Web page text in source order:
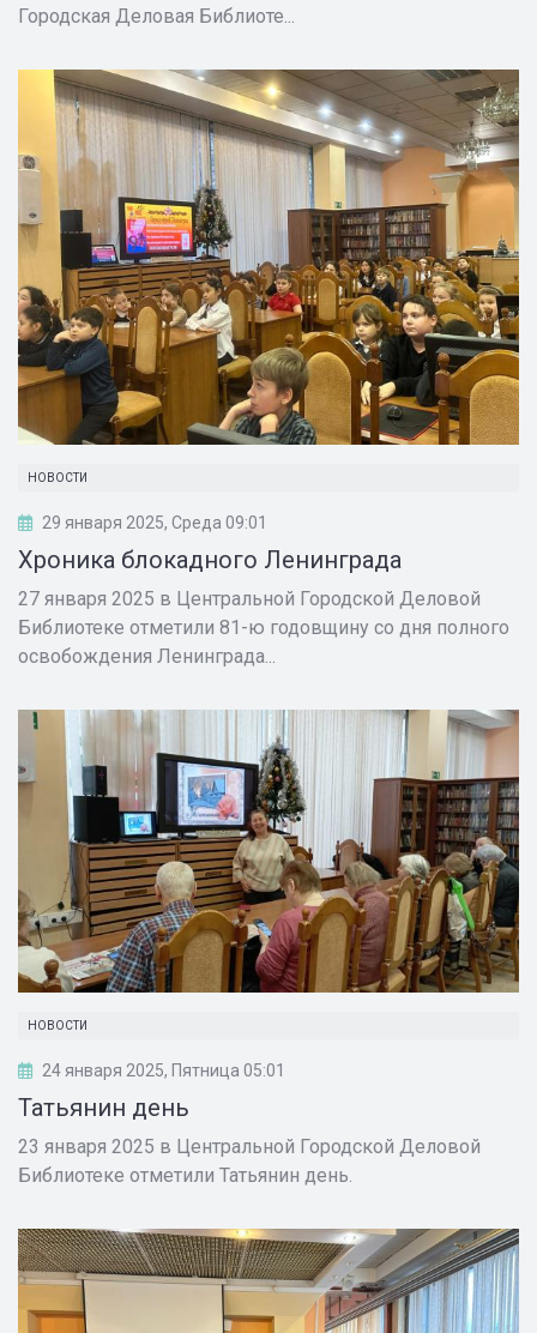
Городская Деловая Библиоте...
НОВОСТИ
29 января 2025, Среда 09:01
Хроника блокадного Ленинграда
27 января 2025 в Центральной Городской Деловой
Библиотеке отметили 81-ю годовщину со дня полного
освобождения Ленинграда...
НОВОСТИ
24 января 2025, Пятница 05:01
Татьянин день
23 января 2025 в Центральной Городской Деловой
Библиотеке отметили Татьянин день.